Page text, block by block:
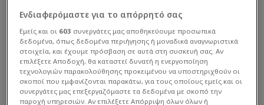
Ενδιαφερόμαστε για το απόρρητό σας
Εμείς και οι 603 συνεργάτες μας αποθηκεύουμε προσωπικά
δεδομένα, όπως δεδομένα περιήγησης ή μοναδικά αναγνωριστικά
στοιχεία, και έχουμε πρόσβαση σε αυτά στη συσκευή σας. Αν
επιλέξετε Αποδοχή, θα καταστεί δυνατή η ενεργοποίηση
τεχνολογιών παρακολούθησης προκειμένου να υποστηριχθούν οι
σκοποί που εμφανίζονται παρακάτω, για τους οποίους εμείς και οι
συνεργάτες μας επεξεργαζόμαστε τα δεδομένα με σκοπό την
παροχή υπηρεσιών. Αν επιλέξετε Απόρριψη όλων όλων ή